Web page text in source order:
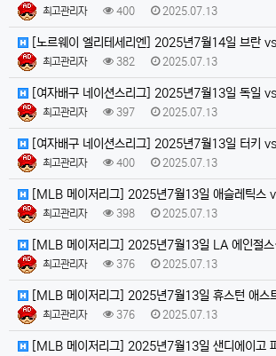
최고관리자 400 2025.07.13
[노르웨이 엘리테세리엔] 2025년7월14일 브란
최고관리자 382 2025.07.13
[여자배구 네이션스리그] 2025년7월13일 독일
최고관리자 397 2025.07.13
[여자배구 네이션스리그] 2025년7월13일 터키
최고관리자 400 2025.07.13
[MLB 메이저리그] 2025년7월13일 애슬레틱스
최고관리자 398 2025.07.13
[MLB 메이저리그] 2025년7월13일 LA 에인절
최고관리자 376 2025.07.13
[MLB 메이저리그] 2025년7월13일 휴스턴 애스
최고관리자 376 2025.07.13
[MLB 메이저리그] 2025년7월13일 샌디에이고